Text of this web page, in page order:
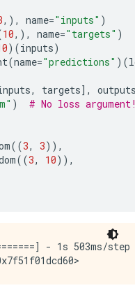
,), name="inputs" )
10,), name="targets" )
)(inputs)
(name="predictions" )(
, targets],
) # No loss
((3, 3)),
((3, 10)),
- 1s